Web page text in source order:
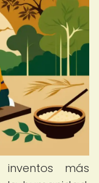
más